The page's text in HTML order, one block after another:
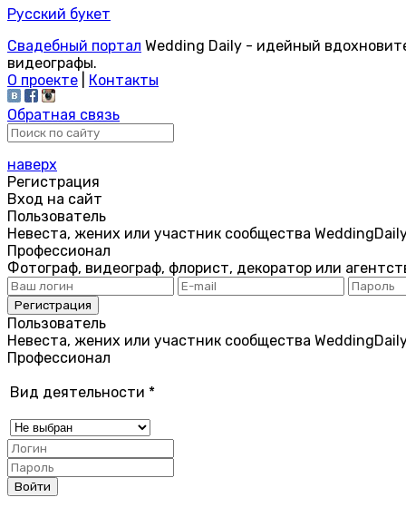
Русский букет
Свадебный портал Wedding Daily - идейный
видеографы.
О проекте
Контакты
Обратная связь
наверх
Регистрация
Вход на сайт
Пользователь
Невеста, жених или участник сообщества
Профессионал
Фотограф, видеограф, флорист, декоратор или
Пользователь
Невеста, жених или участник сообщества
Профессионал
Вид деятельности *